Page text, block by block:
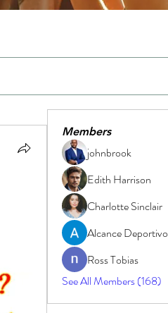
Members
johnbrook
Edith Harrison
Charlotte Sinclair
Alcance Deportivo
Ross Tobias
See All Members (168)